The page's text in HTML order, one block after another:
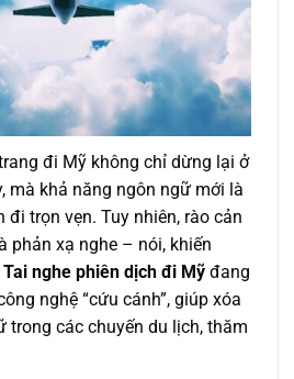
đi Mỹ không chỉ dừng lại ở
mà khả năng ngôn ngữ mới là
đi trọn vẹn. Tuy nhiên, rào cản
phản xạ nghe – nói, khiến
Tai nghe phiên dịch đi Mỹ đang
nghệ “cứu cánh”, giúp xóa
trong các chuyến du lịch, thăm